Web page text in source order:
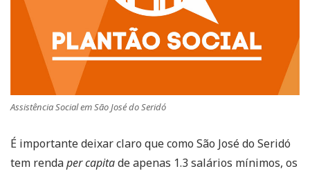
Assistência Social em São José do Seridó
É importante deixar claro que como São José do Seridó
tem rendaper capitade apenas 1.3 salários mínimos, os